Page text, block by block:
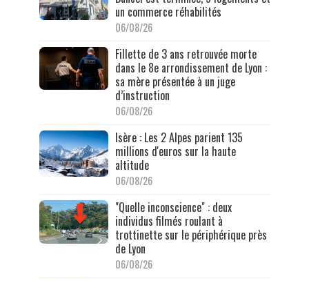
un commerce réhabilités
06/08/26
Fillette de 3 ans retrouvée morte
dans le 8e arrondissement de Lyon :
sa mère présentée à un juge
d’instruction
06/08/26
Isère : Les 2 Alpes parient 135
millions d'euros sur la haute
altitude
06/08/26
"Quelle inconscience" : deux
individus filmés roulant à
trottinette sur le périphérique près
de Lyon
06/08/26